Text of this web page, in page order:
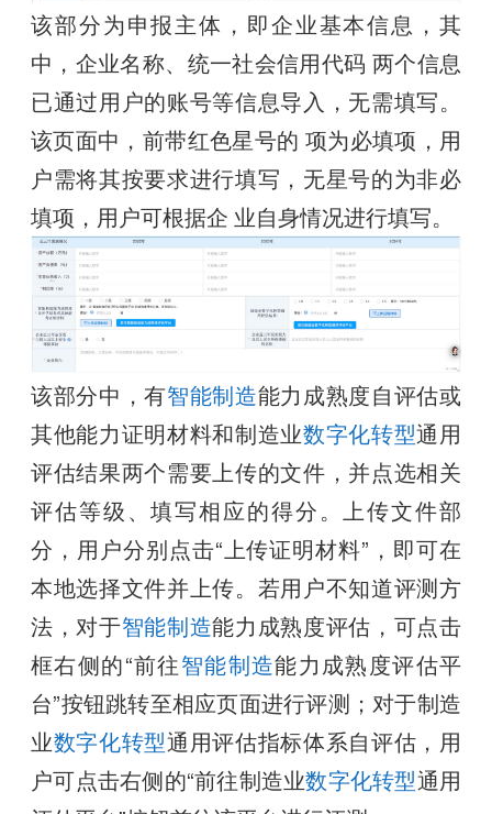
该部分为申报主体，即企业基本信息，其
中，企业名称、统一社会信用代码 两个信息
已通过用户的账号等信息导入，无需填写。
该页面中，前带红色星号的 项为必填项，用
户需将其按要求进行填写，无星号的为非必
填项，用户可根据企 业自身情况进行填写。
该部分中，有智能制造能力成熟度自评估或
其他能力证明材料和制造业数字化转型通用
评估结果两个需要上传的文件，并点选相关
评估等级、填写相应的得分。上传文件部
分，用户分别点击“上传证明材料”，即可在
本地选择文件并上传。若用户不知道评测方
法，对于智能制造能力成熟度评估，可点击
框右侧的“前往智能制造能力成熟度评估平
台”按钮跳转至相应页面进行评测；对于制造
业数字化转型通用评估指标体系自评估，用
户可点击右侧的“前往制造业数字化转型通用